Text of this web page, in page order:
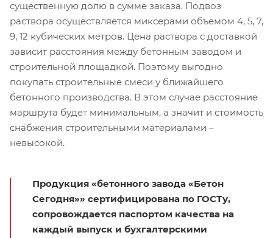
существенную долю в сумме заказа. Подвоз
раствора осуществляется миксерами объемом 4, 5, 7,
9, 12 кубических метров. Цена раствора с доставкой
зависит расстояния между бетонным заводом и
строительной площадкой. Поэтому выгодно
покупать строительные смеси у ближайшего
бетонного производства. В этом случае расстояние
маршрута будет минимальным, а значит и стоимость
снабжения строительными материалами –
невысокой.
Продукция «бетонного завода «Бетон
Сегодня»» сертифицирована по ГОСТу,
сопровождается паспортом качества на
каждый выпуск и бухгалтерскими